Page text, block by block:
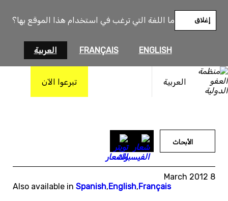
ما اللغة التي ترغب في استخدام هذا الموقع بها؟
ENGLISH
FRANÇAIS العربية
إغلاق
العربية تبرعوا الآن
المحتوى
الأبحاث
8 March 2012
Also available in Spanish,English,Français